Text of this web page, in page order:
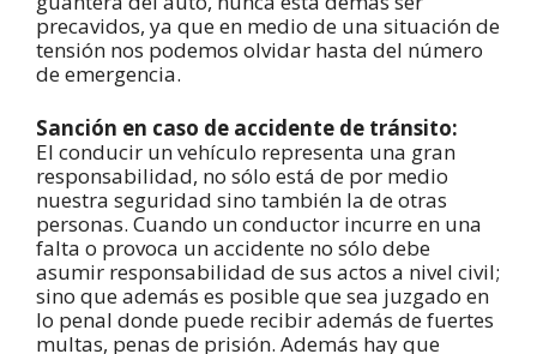
precavidos, ya que en medio de una situación de
tensión nos podemos olvidar hasta del número
de emergencia.
Sanción en caso de accidente de tránsito:
El conducir un vehículo representa una gran
responsabilidad, no sólo está de por medio
nuestra seguridad sino también la de otras
personas. Cuando un conductor incurre en una
falta o provoca un accidente no sólo debe
asumir responsabilidad de sus actos a nivel civil;
sino que además es posible que sea juzgado en
lo penal donde puede recibir además de fuertes
multas, penas de prisión. Además hay que